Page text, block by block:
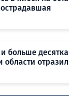
больше
области